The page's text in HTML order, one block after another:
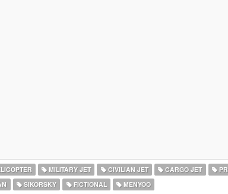
MILITARY JET CIVILIAN JET CARGO JET
SIKORSKY FICTIONAL MENYOO